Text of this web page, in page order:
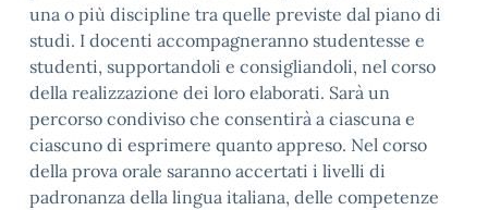
una o più discipline tra quelle previste dal piano di
studi. I docenti accompagneranno studentesse e
studenti, supportandoli e consigliandoli, nel corso
della realizzazione dei loro elaborati. Sarà un
percorso condiviso che consentirà a ciascuna e
ciascuno di esprimere quanto appreso. Nel corso
della prova orale saranno accertati i livelli di
padronanza della lingua italiana, delle competenze